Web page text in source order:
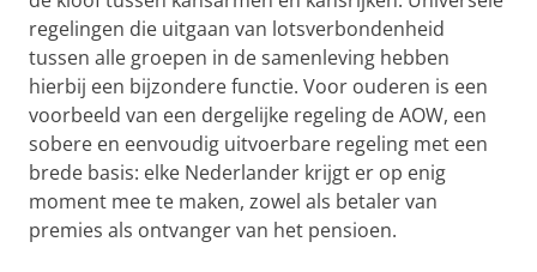
regelingen die uitgaan van lotsverbondenheid
tussen alle groepen in de samenleving hebben
hierbij een bijzondere functie. Voor ouderen is een
voorbeeld van een dergelijke regeling de AOW, een
sobere en eenvoudig uitvoerbare regeling met een
brede basis: elke Nederlander krijgt er op enig
moment mee te maken, zowel als betaler van
premies als ontvanger van het pensioen.